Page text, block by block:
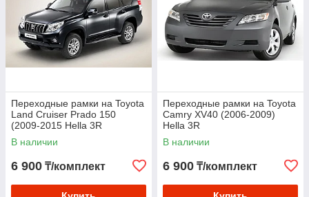
Переходные рамки на Toyota
Land Cruiser Prado 150
(2009-2015 Hella 3R
В наличии
6 900 ₸/комплект
Переходные рамки на Toyota
Camry ХV40 (2006-2009)
Hella 3R
В наличии
6 900 ₸/комплект